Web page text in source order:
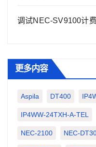
调试NEC-SV9100计
更多内容
Aspila DT400
IP4WW-24TXH-A-TEL
NEC-2100 NEC-